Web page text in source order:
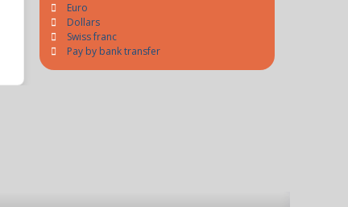
Euro
Dollars
Swiss franc
Pay by bank transfer